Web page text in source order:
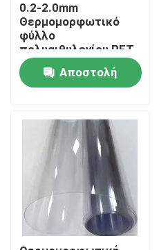
0.2-2.0mm
Θερμομορφωτικό
φύλλο
πολυαιθυλενίου PET
με υψηλή
ανακυκλώσιμη
ικανότητα
Αποστολή